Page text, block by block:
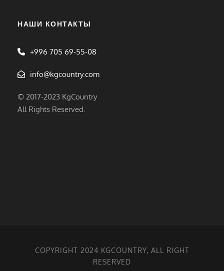
НАШИ КОНТАКТЫ
+996 705 69-55-08
info@kgcountry.com
© 2017-2023 KgCountry
All Rights Reserved.
COPYRIGHT 2024 KGCOUNTRY, ALL RIGHT
RESERVED